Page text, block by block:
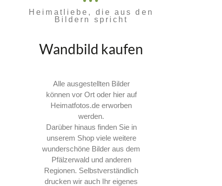
Heimatliebe, die aus den
Bildern spricht
Wandbild kaufen
Alle ausgestellten Bilder
können vor Ort oder hier auf
Heimatfotos.de erworben
werden.
Darüber hinaus finden Sie in
unserem Shop viele weitere
wunderschöne Bilder aus dem
Pfälzerwald und anderen
Regionen. Selbstverständlich
drucken wir auch Ihr eigenes